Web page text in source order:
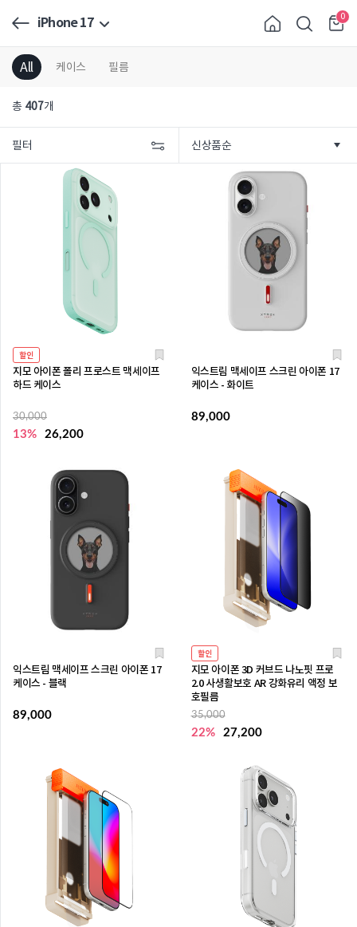
iPhone 17 0
All 케이스 필름
총 407개
필터
할인
지모 아이폰 폴리 프로스트 맥세이프
하드 케이스
30,000
13% 26,200
익스트림 맥세이프 스크린 아이폰 17
케이스 - 화이트
89,000
익스트림 맥세이프 스크린 아이폰 17
케이스 - 블랙
89,000
할인
지모 아이폰 3D 커브드 나노핏 프로
2.0 사생활보호 AR 강화유리 액정 보
호필름
35,000
22% 27,200